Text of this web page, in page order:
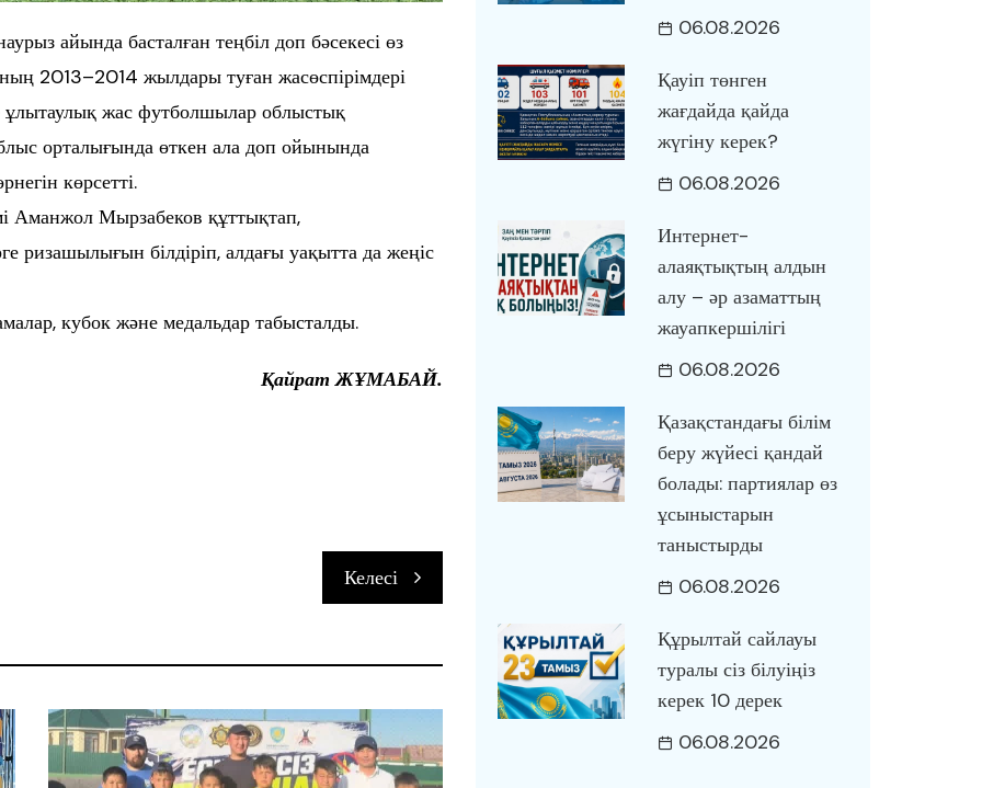
айында басталған теңбіл доп бәсекесі өз
2013–2014 жылдары туған жасөспірімдері
ұлытаулық жас футболшылар облыстық
орталығында өткен ала доп ойынында
көрсетті.
Аманжол Мырзабеков құттықтап,
ризашылығын білдіріп, алдағы уақытта да жеңіс
кубок және медальдар табысталды.
Қайрат ЖҰМАБАЙ.
Келесі
06.08.2026
Қауіп төнген
жағдайда қайда
жүгіну керек?
06.08.2026
Интернет-
алаяқтықтың алдын
алу – әр азаматтың
жауапкершілігі
06.08.2026
Қазақстандағы білім
беру жүйесі қандай
болады: партиялар өз
ұсыныстарын
таныстырды
06.08.2026
Құрылтай сайлауы
туралы сіз білуіңіз
керек 10 дерек
06.08.2026